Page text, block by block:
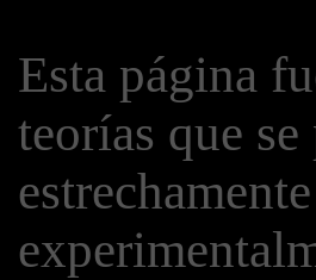
Esta página
teorías que